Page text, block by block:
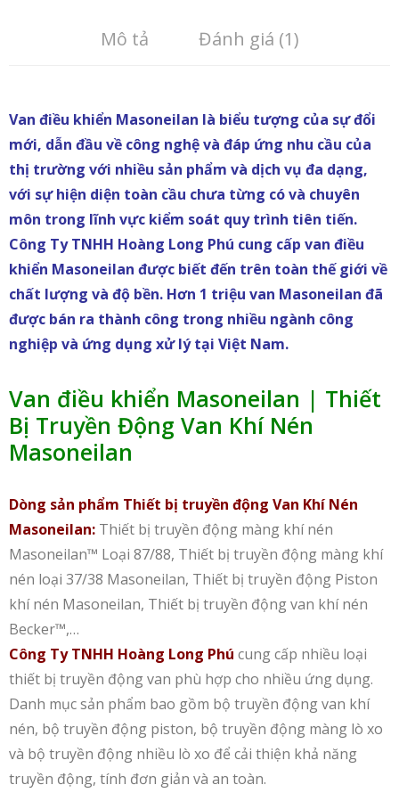
Mô tả Đánh giá (1)
Van điều khiển Masoneilan là biểu tượng của sự đổi
mới, dẫn đầu về công nghệ và đáp ứng nhu cầu của
thị trường với nhiều sản phẩm và dịch vụ đa dạng,
với sự hiện diện toàn cầu chưa từng có và chuyên
môn trong lĩnh vực kiểm soát quy trình tiên tiến.
Công Ty TNHH Hoàng Long Phú cung cấp van điều
khiển Masoneilan được biết đến trên toàn thế giới về
chất lượng và độ bền. Hơn 1 triệu van Masoneilan đã
được bán ra thành công trong nhiều ngành công
nghiệp và ứng dụng xử lý tại Việt Nam.
Van điều khiển Masoneilan | Thiết
Bị Truyền Động Van Khí Nén
Masoneilan
Dòng sản phẩm Thiết bị truyền động Van Khí Nén
Masoneilan: Thiết bị truyền động màng khí nén
Masoneilan™ Loại 87/88, Thiết bị truyền động màng khí
nén loại 37/38 Masoneilan, Thiết bị truyền động Piston
khí nén Masoneilan, Thiết bị truyền động van khí nén
Becker™,…
Công Ty TNHH Hoàng Long Phú cung cấp nhiều loại
thiết bị truyền động van phù hợp cho nhiều ứng dụng.
Danh mục sản phẩm bao gồm bộ truyền động van khí
nén, bộ truyền động piston, bộ truyền động màng lò xo
và bộ truyền động nhiều lò xo để cải thiện khả năng
truyền động, tính đơn giản và an toàn.